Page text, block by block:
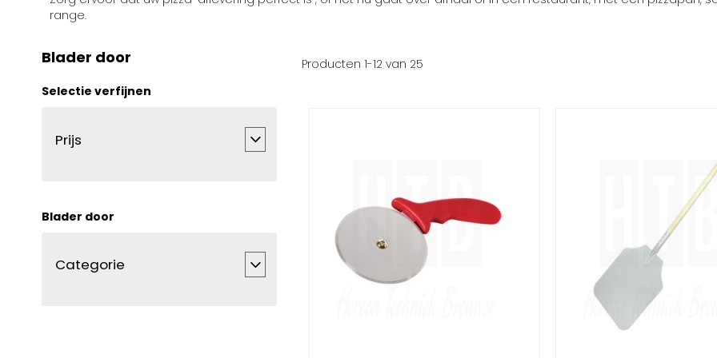
range.
Blader door
Selectie verfijnen
Prijs
Blader door
Categorie
Producten1-12 van 25